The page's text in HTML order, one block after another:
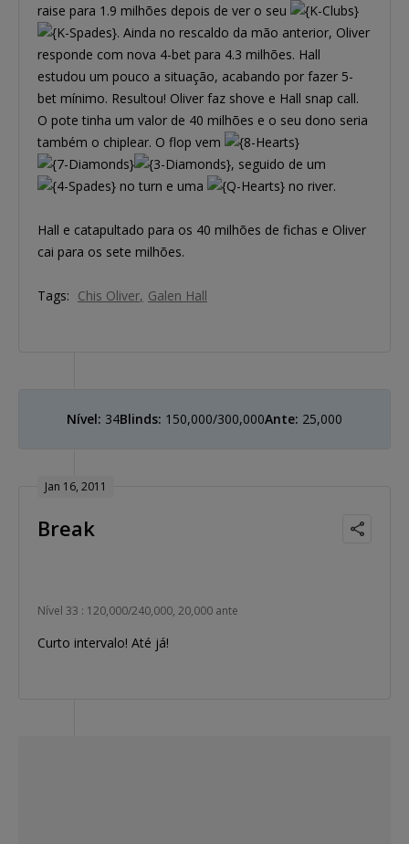
raise para 1.9 milhões depois de ver o seu
. Ainda no rescaldo da mão anterior, Oliver
responde com nova 4-bet para 4.3 milhões. Hall
estudou um pouco a situação, acabando por fazer 5-
bet mínimo. Resultou! Oliver faz shove e Hall snap call.
O pote tinha um valor de 40 milhões e o seu dono seria
também o chiplear. O flop vem
, seguido de um
no turn e uma
no river.
Hall e catapultado para os 40 milhões de fichas e Oliver
cai para os sete milhões.
Tags: Chis Oliver Galen Hall
Nível: 34Blinds: 150,000/300,000Ante: 25,000
Jan 16, 2011
Break
Nível 33 : 120,000/240,000, 20,000 ante
Curto intervalo! Até já!